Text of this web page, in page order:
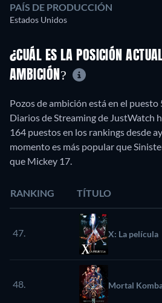
PAÍS DE PRODUCCIÓN
Estados Unidos
¿CUÁL ES LA POSICIÓN
AMBICIÓN?
Pozos de ambición está en el puesto
Diarios de Streaming de JustWatch
164 puestos en los rankings desde
momento es más popular que
que Mickey 17.
RANKING TÍTULO
47. X: La película
48. Mortal